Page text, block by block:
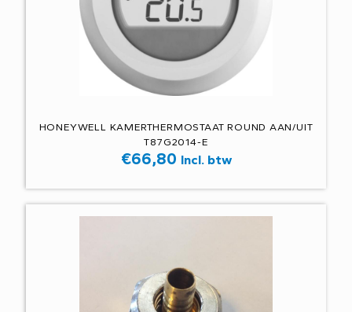
HONEYWELL KAMERTHERMOSTAAT ROUND AAN/UIT
T87G2014-E
€66,80 Incl. btw